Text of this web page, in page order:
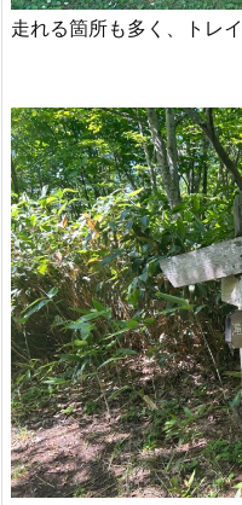
走れる箇所も多く、トレ